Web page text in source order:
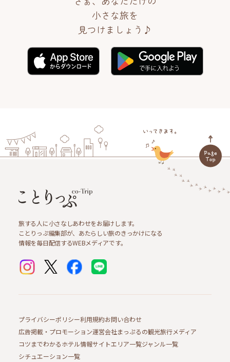
小さな旅を
見つけましょう♪
旅する人に小さなしあわせをお届けします。
ことりっぷ編集部が、あたらしい旅のきっかけになる
情報を毎日配信するWEBメディアです。
プライバシーポリシー利用規約お問い合わせ
広告掲載・プロモーション運営会社まっぷるの観光旅行メディア
コツまでわかるホテル情報サイトエリア一覧ジャンル一覧
シチュエーション一覧